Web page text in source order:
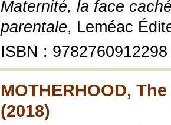
Maternité, la face
parentale, Leméac
ISBN : 9782760912298
MOTHERHOOD,
(2018)